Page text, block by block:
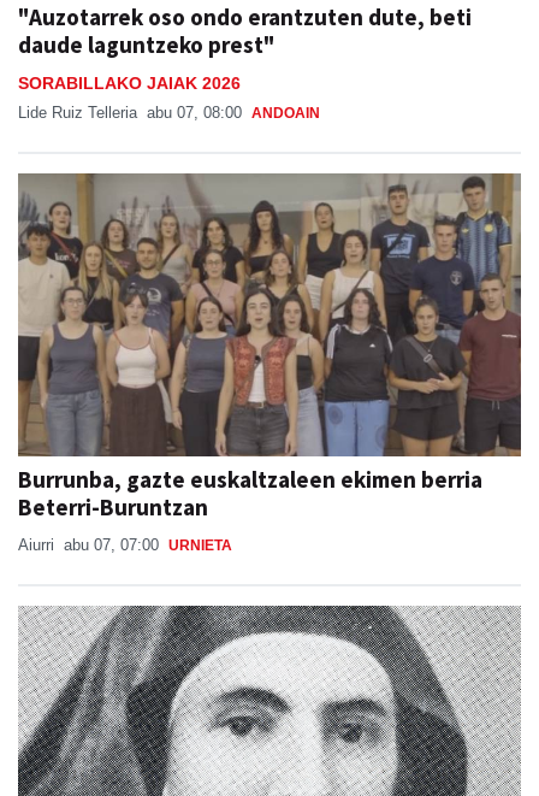
"Auzotarrek oso ondo erantzuten dute, beti
daude laguntzeko prest"
SORABILLAKO JAIAK 2026
Lide Ruiz Telleria abu 07, 08:00 ANDOAIN
Burrunba, gazte euskaltzaleen ekimen berria
Beterri-Buruntzan
Aiurri abu 07, 07:00 URNIETA